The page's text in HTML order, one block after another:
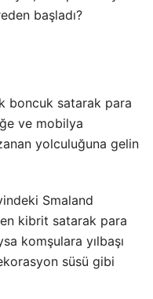
başladı?
boncuk satarak para
ve mobilya
yolculuğuna gelin
Smaland
kibrit satarak para
komşulara yılbaşı
süsü gibi